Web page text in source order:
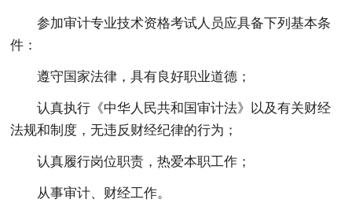
参加审计专业技术资格考试人员应具备下列基本条
件：
遵守国家法律，具有良好职业道德；
认真执行《中华人民共和国审计法》以及有关财经
法规和制度，无违反财经纪律的行为；
认真履行岗位职责，热爱本职工作；
从事审计、财经工作。